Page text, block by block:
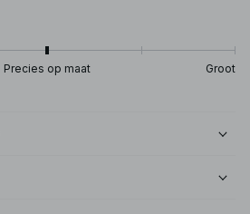
Precies op maat Groot